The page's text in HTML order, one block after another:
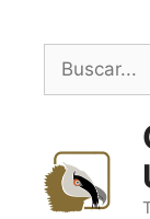
contenido
Buscar: